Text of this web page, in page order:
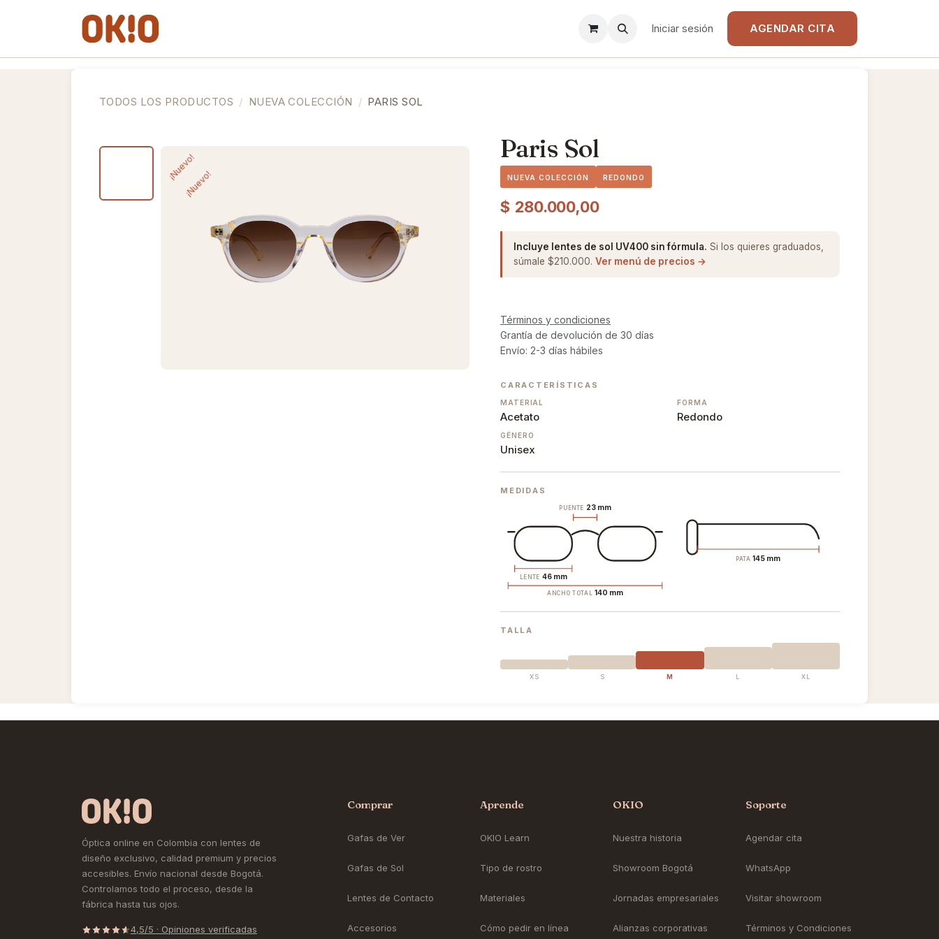
Iniciar sesión AGENDAR CITA
TODOS LOS PRODUCTOS NUEVA COLECCIÓN PARIS SOL
¡Nuevo!
¡Nuevo!
Paris Sol
NUEVA COLECCIÓN REDONDO
$ 280.000,00
Incluye lentes de sol UV400 sin fórmula. Si los quieres graduados,
súmale $210.000. Ver menú de precios →
Términos y condiciones
Grantía de devolución de 30 días
Envío: 2-3 días hábiles
CARACTERÍSTICAS
MATERIAL
Acetato
FORMA
Redondo
GÉNERO
Unisex
MEDIDAS
PUENTE 23 mm
LENTE 46 mm
ANCHO TOTAL 140 mm
PATA 145 mm
TALLA
XS S M L XL
Óptica online en Colombia con lentes de
diseño exclusivo, calidad premium y precios
accesibles. Envío nacional desde Bogotá.
Controlamos todo el proceso, desde la
fábrica hasta tus ojos.
4,5/5 · Opiniones verificadas
Comprar
Gafas de Ver
Gafas de Sol
Lentes de Contacto
Accesorios
Aprende
OKIO Learn
Tipo de rostro
Materiales
Cómo pedir en línea
OKIO
Nuestra historia
Showroom Bogotá
Jornadas empresariales
Alianzas corporativas
Soporte
Agendar cita
WhatsApp
Visitar showroom
Términos y Condiciones